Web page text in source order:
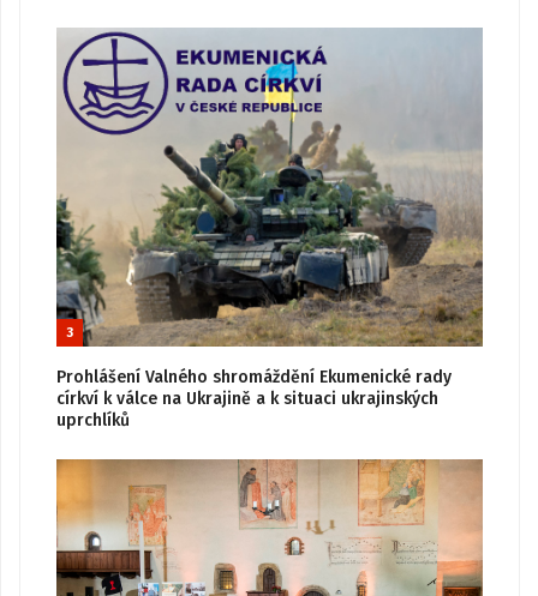
3
Prohlášení Valného shromáždění Ekumenické rady
církví k válce na Ukrajině a k situaci ukrajinských
uprchlíků